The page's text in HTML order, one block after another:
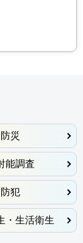
防災
能調査
防犯
・生活衛生